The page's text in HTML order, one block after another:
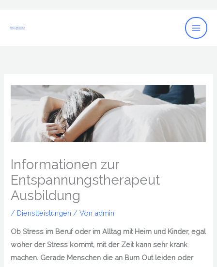
springen
Informationen zur
Entspannungstherapeut
Ausbildung
/ Dienstleistungen / Von admin
Ob Stress im Beruf oder im Alltag mit Heim und Kinder, egal
woher der Stress kommt, mit der Zeit kann sehr krank
machen. Gerade Menschen die an Burn Out leiden oder